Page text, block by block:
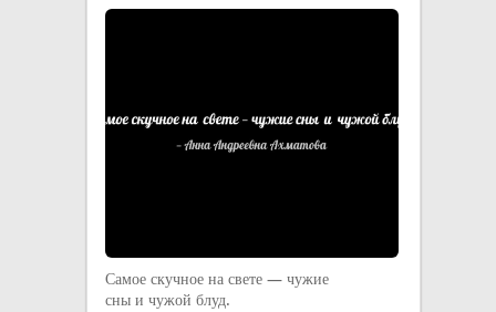
Самое скучное на свете — чужие
сны и чужой блуд.